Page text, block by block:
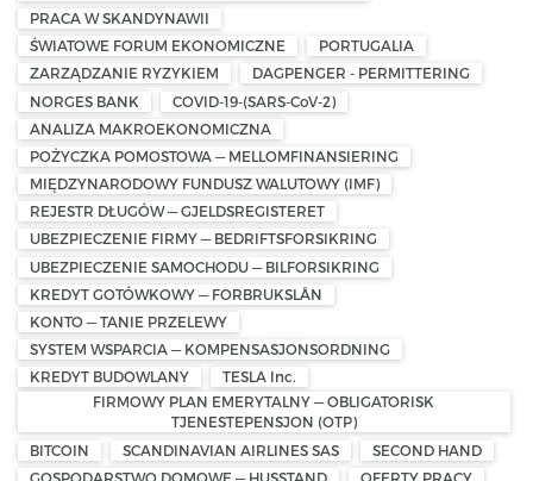
PRACA W SKANDYNAWII
ŚWIATOWE FORUM EKONOMICZNE
PORTUGALIA
ZARZĄDZANIE RYZYKIEM
DAGPENGER - PERMITTERING
NORGES BANK
COVID-19-(SARS-CoV-2)
ANALIZA MAKROEKONOMICZNA
POŻYCZKA POMOSTOWA — MELLOMFINANSIERING
MIĘDZYNARODOWY FUNDUSZ WALUTOWY (IMF)
REJESTR DŁUGÓW — GJELDSREGISTERET
UBEZPIECZENIE FIRMY — BEDRIFTSFORSIKRING
UBEZPIECZENIE SAMOCHODU — BILFORSIKRING
KREDYT GOTÓWKOWY — FORBRUKSLÅN
KONTO — TANIE PRZELEWY
SYSTEM WSPARCIA — KOMPENSASJONSORDNING
KREDYT BUDOWLANY
TESLA Inc.
FIRMOWY PLAN EMERYTALNY — OBLIGATORISK
TJENESTEPENSJON (OTP)
BITCOIN
SCANDINAVIAN AIRLINES SAS
SECOND HAND
GOSPODARSTWO DOMOWE — HUSSTAND
OFERTY PRACY